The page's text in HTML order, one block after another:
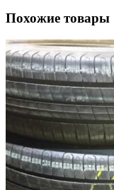
Похожие товары